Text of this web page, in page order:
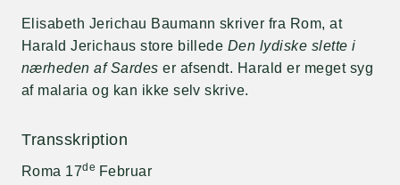
Elisabeth Jerichau Baumann skriver fra Rom, at
Harald Jerichaus store billede Den lydiske slette i
nærheden af Sardes er afsendt. Harald er meget syg
af malaria og kan ikke selv skrive.
Transskription
Roma 17de Februar